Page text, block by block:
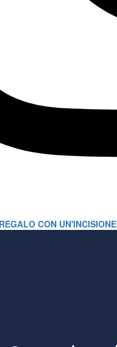
CON UN'INCISIONE